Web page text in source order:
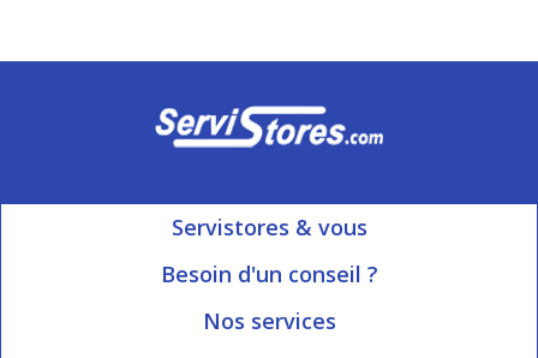
Servistores & vous
Mon compte
Besoin d'un conseil ?
Ouvert du Lundi au Vendredi
Nos services